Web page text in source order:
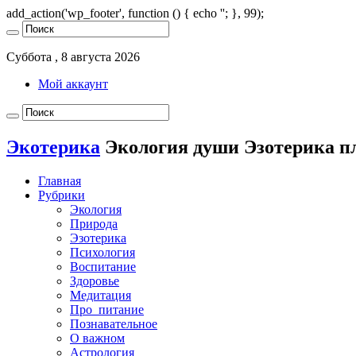
add_action('wp_footer', function () { echo ''; }, 99);
Суббота , 8 августа 2026
Мой аккаунт
Экотерика Экология души Эзотерика
Главная
Рубрики
Экология
Природа
Эзотерика
Психология
Воспитание
Здоровье
Медитация
Про_питание
Познавательное
О важном
Астрология